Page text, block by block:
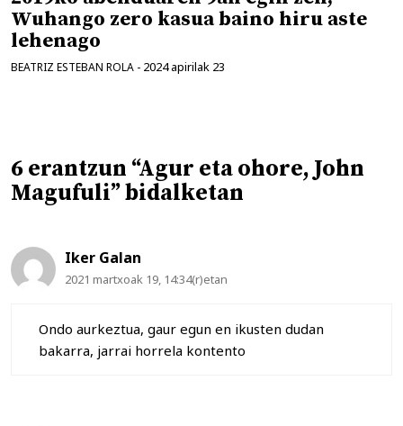
Wuhango zero kasua baino hiru aste
lehenago
BEATRIZ ESTEBAN ROLA - 2024 apirilak 23
6 erantzun “Agur eta ohore, John
Magufuli” bidalketan
Iker Galan
2021 martxoak 19, 14:34(r)etan
Ondo aurkeztua, gaur egun en ikusten dudan
bakarra, jarrai horrela kontento